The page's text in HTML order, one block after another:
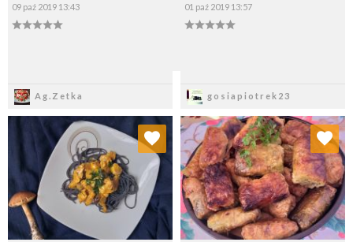
09 paź 2019 13:43
Ag.Zetka
01 paź 2019 13:57
gosiapiotrek23
Dodaj do ulubionych
Wybierz listę:
Dodaj do ulubionych
Wybierz listę: